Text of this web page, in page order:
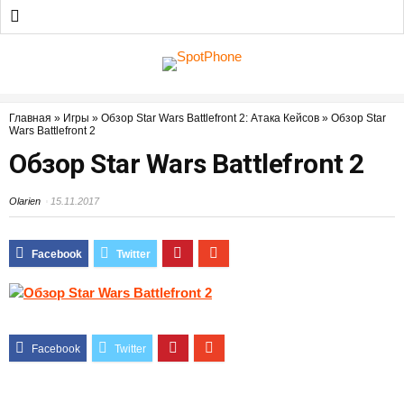
Главная » Игры » Обзор Star Wars Battlefront 2: Атака Кейсов » Обзор Star
Wars Battlefront 2
Обзор Star Wars Battlefront 2
Olarien 15.11.2017